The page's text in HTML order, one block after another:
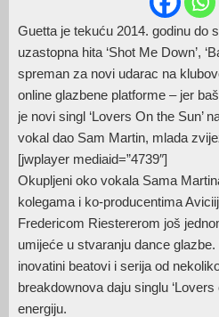
Guetta je tekuću 2014. godinu do
uzastopna hita ‘Shot Me Down’,
spreman za novi udarac na
online glazbene platforme – jer
je novi singl ‘Lovers On the Sun’
vokal dao Sam Martin, mlada
[jwplayer mediaid=”4739″]
Okupljeni oko vokala Sama
kolegama i ko-producentima
Fredericom Riestererom još
umijeće u stvaranju dance glazbe.
inovatini beatovi i serija od
breakdownova daju singlu
energiju.